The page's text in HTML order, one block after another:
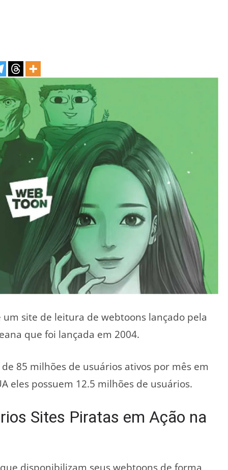
um site de leitura de webtoons lançado pela
que foi lançada em 2004.
85 milhões de usuários ativos por mês em
eles possuem 12.5 milhões de usuários.
Sites Piratas em Ação na